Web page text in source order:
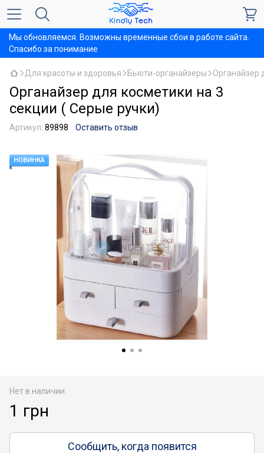
Мы обновляемся. Возможны временные сбои в работе сайта.
Спасибо за понимание
Для красоты и здоровья Бьюти-органайзеры Органайзер
Органайзер для косметики на 3
секции ( Серые ручки)
Артикул: 89898 Оставить отзыв
НОВИНКА
Нет в наличии
1 грн
Сообщить, когда появится